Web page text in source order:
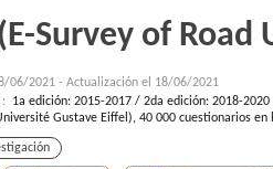
(E-Survey of
06/2021 - Actualización el 18/06/2021
: 1a edición: 2015-2017 / 2da edición: 2018-
Gustave Eiffel), 40 000 cuestionarios